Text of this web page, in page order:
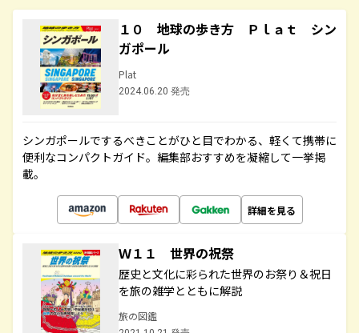
１０ 地球の歩き方 Ｐｌａｔ シン
ガポール
Plat
2024.06.20 発売
シンガポールでするべきことがひと目でわかる、軽くて携帯に
便利なコンパクトガイド。編集部おすすめを凝縮して一挙掲
載。
詳細を見る
Ｗ１１ 世界の祝祭
歴史と文化に彩られた世界のお祭り＆祝日
を旅の雑学とともに解説
旅の図鑑